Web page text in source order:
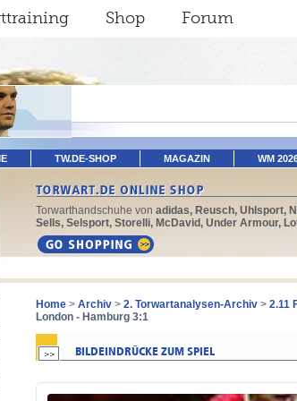
Shop Forum
TW.DE-SHOP MAGAZIN WM
Torwarthandschuhe von adidas, Reusch, Uhlsport,
Sells, Selsport, Storelli, McDavid, Under Armour,
Home > Archiv > 2. Torwartanalysen-Archiv > 2.11
London - Hamburg 3:1